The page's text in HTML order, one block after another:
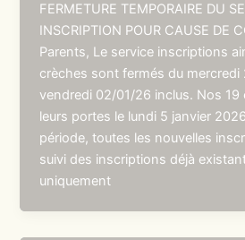
FERMETURE TEMPORAIRE DU
INSCRIPTION POUR CAUSE DE
Parents, Le service inscriptions
crèches sont fermés du mercredi
vendredi 02/01/26 inclus. Nos
leurs portes le lundi 5 janvier
période, toutes les nouvelles
suivi des inscriptions déjà
uniquement